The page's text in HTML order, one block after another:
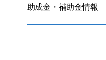
助成金・補助金情報